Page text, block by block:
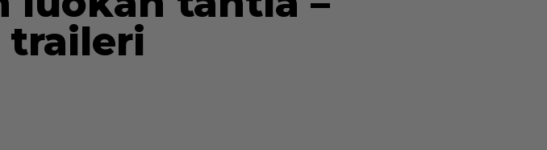
traileri